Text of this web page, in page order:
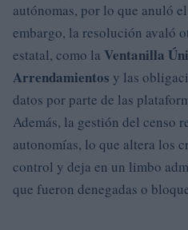
autónomas, por lo que anuló el
embargo, la resolución avaló
estatal, como la Ventanilla
Arrendamientos y las
datos por parte de las
Además, la gestión del censo
autonomías, lo que altera los
control y deja en un limbo
que fueron denegadas o